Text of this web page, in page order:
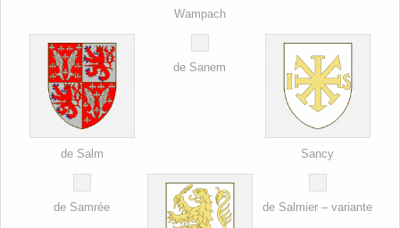
Wampach
de Salm
de Sanem
Sancy
de Samrée de Salmier – variante